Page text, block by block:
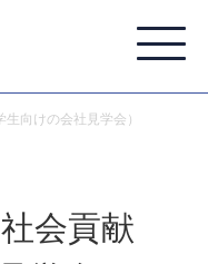
向けの会社見学会）
会貢献